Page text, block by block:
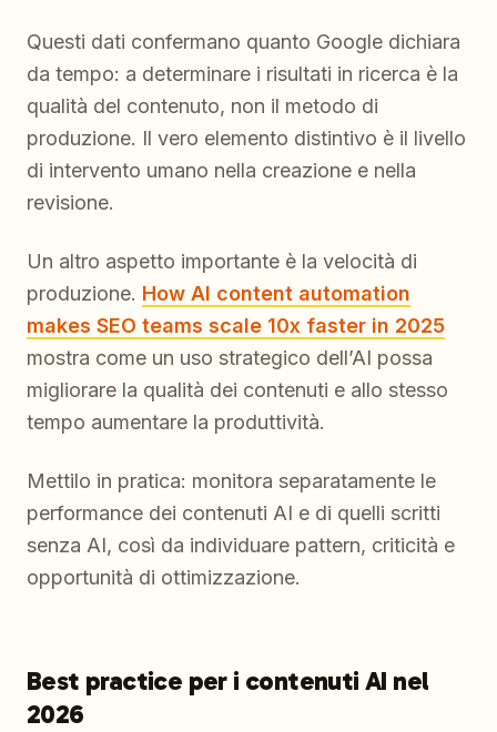
Questi dati confermano quanto Google dichiara
da tempo: a determinare i risultati in ricerca è la
qualità del contenuto, non il metodo di
produzione. Il vero elemento distintivo è il livello
di intervento umano nella creazione e nella
revisione.
Un altro aspetto importante è la velocità di
produzione. How AI content automation
makes SEO teams scale 10x faster in 2025
mostra come un uso strategico dell’AI possa
migliorare la qualità dei contenuti e allo stesso
tempo aumentare la produttività.
Mettilo in pratica: monitora separatamente le
performance dei contenuti AI e di quelli scritti
senza AI, così da individuare pattern, criticità e
opportunità di ottimizzazione.
Best practice per i contenuti AI nel
2026